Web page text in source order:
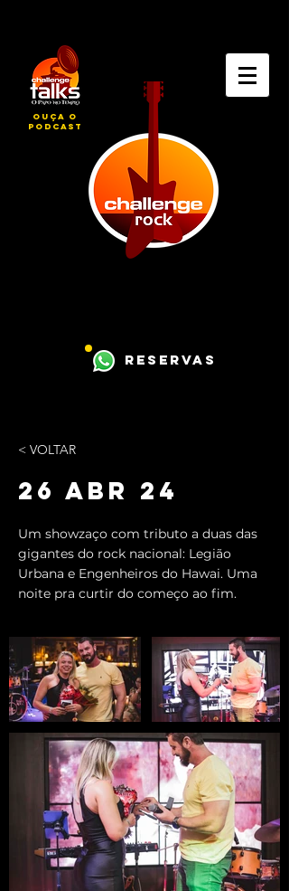
ouça o
podcast
reservas
< VOLTAR
26 ABR 24
Um showzaço com tributo a duas das
gigantes do rock nacional: Legião
Urbana e Engenheiros do Hawai. Uma
noite pra curtir do começo ao fim.